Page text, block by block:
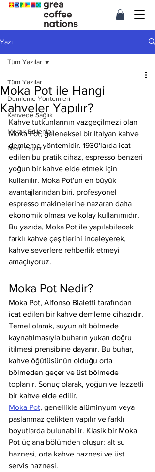
Yazı
Tüm Yazılar
Demleme Yöntemleri
Kahvede Sağlık
Merak Edilenler
Nasıl Yapılır
Tüm Yazılar
Moka Pot ile Hangi
Kahveler Yapılır?
Kahve tutkunlarının vazgeçilmezi olan
Moka Pot, geleneksel bir İtalyan kahve
demleme yöntemidir. 1930'larda icat
edilen bu pratik cihaz, espresso benzeri
yoğun bir kahve elde etmek için
kullanılır. Moka Pot'un en büyük
avantajlarından biri, profesyonel
espresso makinelerine nazaran daha
ekonomik olması ve kolay kullanımıdır.
Bu yazıda, Moka Pot ile yapılabilecek
farklı kahve çeşitlerini inceleyerek,
kahve severlere rehberlik etmeyi
amaçlıyoruz.
Moka Pot Nedir?
Moka Pot, Alfonso Bialetti tarafından
icat edilen bir kahve demleme cihazıdır.
Temel olarak, suyun alt bölmede
kaynatılmasıyla buharın yukarı doğru
itilmesi prensibine dayanır. Bu buhar,
kahve öğütüsünün olduğu orta
bölmeden geçer ve üst bölmede
toplanır. Sonuç olarak, yoğun ve lezzetli
bir kahve elde edilir.
Moka Pot, genellikle alüminyum veya
paslanmaz çelikten yapılır ve farklı
boyutlarda bulunabilir. Klasik bir Moka
Pot üç ana bölümden oluşur: alt su
haznesi, orta kahve haznesi ve üst
servis haznesi.